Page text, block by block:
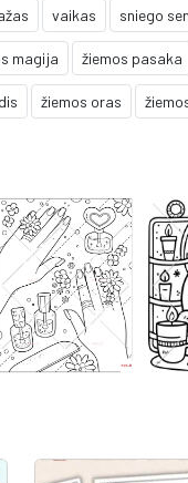
vaikas sniego
magija žiemos pasaka
žiemos oras